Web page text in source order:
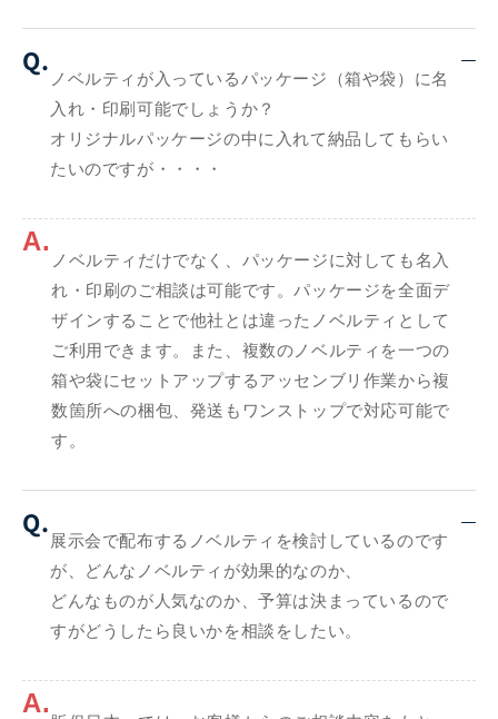
Q.
ノベルティが入っているパッケージ（箱や袋）に名
入れ・印刷可能でしょうか？
オリジナルパッケージの中に入れて納品してもらい
たいのですが・・・・
A.
ノベルティだけでなく、パッケージに対しても名入
れ・印刷のご相談は可能です。パッケージを全面デ
ザインすることで他社とは違ったノベルティとして
ご利用できます。また、複数のノベルティを一つの
箱や袋にセットアップするアッセンブリ作業から複
数箇所への梱包、発送もワンストップで対応可能で
す。
Q.
展示会で配布するノベルティを検討しているのです
が、どんなノベルティが効果的なのか、
どんなものが人気なのか、予算は決まっているので
すがどうしたら良いかを相談をしたい。
A.